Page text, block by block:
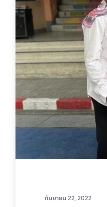
กันยายน 22, 2022